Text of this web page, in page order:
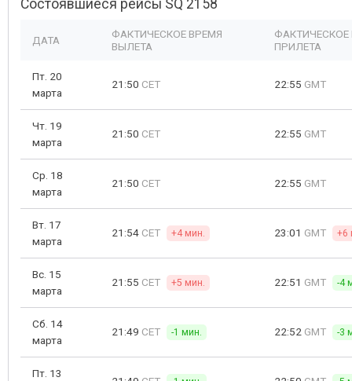
Состоявшиеся рейсы SQ 2158
ДАТА
ФАКТИЧЕСКОЕ ВРЕМЯ
ВЫЛЕТА
ФАКТИЧЕСКОЕ
ПРИЛЕТА
Пт. 20
марта
21:50 CET 22:55 GMT
Чт. 19
марта
21:50 CET 22:55 GMT
Ср. 18
марта
21:50 CET 22:55 GMT
Вт. 17
марта
21:54 CET +4 мин. 23:01 GMT +6
Вс. 15
марта
21:55 CET +5 мин. 22:51 GMT -4
Сб. 14
марта
21:49 CET -1 мин. 22:52 GMT -3
Пт. 13